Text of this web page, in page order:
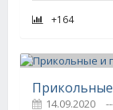
+164
14.09.2020